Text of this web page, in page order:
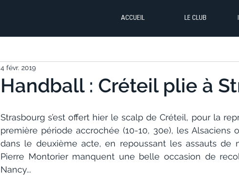
ACCUEIL LE CLUB
Handball : Créteil plie à
4 févr. 2019
Strasbourg s’est offert hier le scalp de Créteil, pour la
première période accrochée (10-10, 30e), les
dans le deuxième acte, en repoussant les assauts de
Pierre Montorier manquent une belle occasion de
Nancy...